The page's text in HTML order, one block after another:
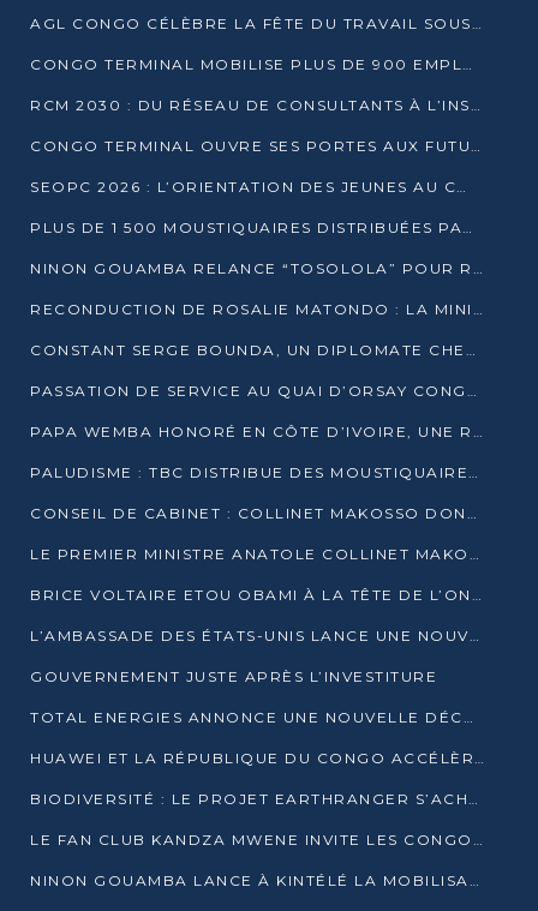
AGL CONGO CÉLÈBRE LA FÊTE DU TRAVAIL SOUS LE SIGNE DE LA COHÉSION
CONGO TERMINAL MOBILISE PLUS DE 900 EMPLOYÉS AUTOUR DE LA SÉCURITÉ AU TRAVAIL
RCM 2030 : DU RÉSEAU DE CONSULTANTS À L’INSTRUMENT DE PUISSANCE EN AFRIQUE FRANCOPHONE
CONGO TERMINAL OUVRE SES PORTES AUX FUTURS INGÉNIEURS AU FORUM DES MÉTIERS D’UCAC-ICAM
SEOPC 2026 : L’ORIENTATION DES JEUNES AU CŒUR DE LA DEUXIÈME ÉDITION
PLUS DE 1 500 MOUSTIQUAIRES DISTRIBUÉES PAR AGL ET CONGO TERMINAL DANS LA LUTTE CONTRE LE PALUDISME
NINON GOUAMBA RELANCE “TOSOLOLA” POUR RENFORCER LE DIALOGUE AVEC LES CITOYENS
RECONDUCTION DE ROSALIE MATONDO : LA MINISTRE PROMET D’ACCÉLÉRER LE TRAITEMENT DES DOSSIERS ET DE RELEVER DE NOUVEAUX DÉFIS
CONSTANT SERGE BOUNDA, UN DIPLOMATE CHEVRONNÉ AUX COMMANDES DES AFFAIRES ÉTRANGÈRES
PASSATION DE SERVICE AU QUAI D’ORSAY CONGOLAIS : GAKOSSO PASSE LE FLAMBEAU À BOUNDA
PAPA WEMBA HONORÉ EN CÔTE D’IVOIRE, UNE RUE PORTE DÉSORMAIS SON NOM
PALUDISME : TBC DISTRIBUE DES MOUSTIQUAIRES DANS DEUX CSI DE BRAZZAVILLE
CONSEIL DE CABINET : COLLINET MAKOSSO DONNE SES DERNIÈRES ORIENTATIONS
LE PREMIER MINISTRE ANATOLE COLLINET MAKOSSO DÉMISSIONNE AVEC SON GOUVERNEMENT
BRICE VOLTAIRE ETOU OBAMI À LA TÊTE DE L’ONEC-C POUR TROIS ANS
L’AMBASSADE DES ÉTATS-UNIS LANCE UNE NOUVELLE COHORTE DU PROGRAMME ACCESS MICRO-SCHOLARSHIP
GOUVERNEMENT JUSTE APRÈS L’INVESTITURE
TOTAL ENERGIES ANNONCE UNE NOUVELLE DÉCOUVERTE D’HYDROCARBURES SUR LE PERMIS MOHO AU LARGE DU CONGO
HUAWEI ET LA RÉPUBLIQUE DU CONGO ACCÉLÈRENT LEUR PARTENARIAT
BIODIVERSITÉ : LE PROJET EARTHRANGER S’ACHÈVE, MAIS LES DÉFIS DEMEURENT
LE FAN CLUB KANDZA MWENE INVITE LES CONGOLAIS À UNE FORTE AFFLUENCE AU STADE DE KINTÉLÉ
NINON GOUAMBA LANCE À KINTÉLÉ LA MOBILISATION POUR L’INVESTITURE DR DSN